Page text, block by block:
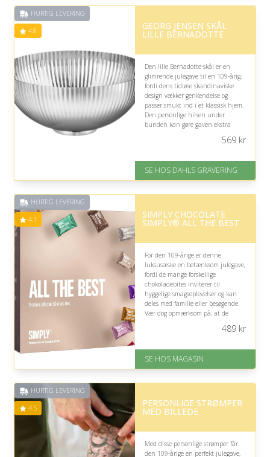
Gratis fragt
på 4.6 ud af 5
HURTIG LEVERING
4.8 GEORG JENSEN SKÅL
LILLE BERNADOTTE
Den lille Bernadotte-skål er en
glimrende julegave til en 109-årig,
fordi dens tidløse skandinaviske
design vækker genkendelse og
passer smukt ind i et klassisk hjem.
Den personlige hilsen under
bunden kan gøre gaven ekstra
Gratis fragt
på 4.8 ud af 5
569kr
SE HOS DAHLS GRAVERING
HURTIG LEVERING
4.1 SIMPLY CHOCOLATE
SIMPLY® ALL THE BEST
For den 109-årige er denne
luksusæske en betænksom julegave,
fordi de mange forskellige
chokoladebites inviterer til
hyggelige smagsoplevelser og kan
deles med familie eller besøgende.
Vær dog opmærksom på, at de
mange varianter og den hårdere
konsistens ikke nødvendigvis passer
På lager
Levering: 1-3 dage
God Trustpilot rating på 4.1 ud
489kr
SE HOS MAGASIN
HURTIG LEVERING
4.5 PERSONLIGE STRØMPER
MED BILLEDE
Med disse personlige strømper får
den 109-årige en perfekt julegave,